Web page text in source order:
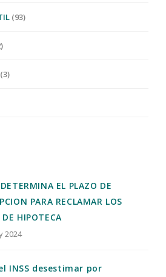
(93)
(3)
EL PLAZO DE
PARA RECLAMAR LOS
HIPOTECA
2024
INSS desestimar por